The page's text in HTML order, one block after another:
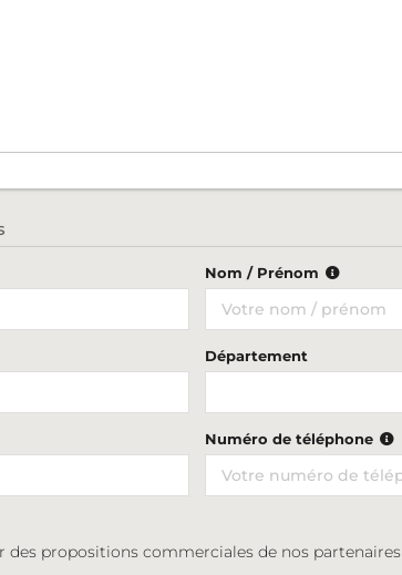
Nom / Prénom
Département
Numéro de téléphone
des propositions commerciales de nos partenaires